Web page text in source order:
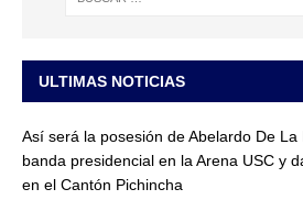
ULTIMAS NOTICIAS
Así será la posesión de Abelardo De La
banda presidencial en la Arena USC y
en el Cantón Pichincha